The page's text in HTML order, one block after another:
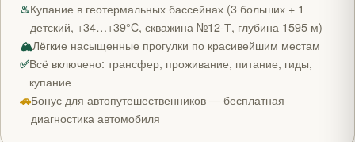
♨Купание в геотермальных бассейнах (3 больших + 1
детский, +34…+39°C, скважина №12-Т, глубина 1595 м)
🏔Лёгкие насыщенные прогулки по красивейшим местам
✅Всё включено: трансфер, проживание, питание, гиды,
купание
🚗Бонус для автопутешественников — бесплатная
диагностика автомобиля